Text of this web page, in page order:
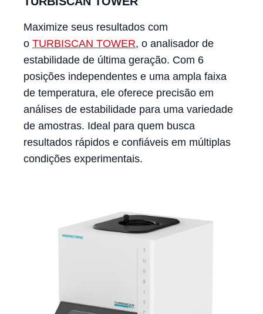
Maximize seus resultados com
o TURBISCAN TOWER, o analisador de
estabilidade de última geração. Com 6
posições independentes e uma ampla faixa
de temperatura, ele oferece precisão em
análises de estabilidade para uma variedade
de amostras. Ideal para quem busca
resultados rápidos e confiáveis em múltiplas
condições experimentais.